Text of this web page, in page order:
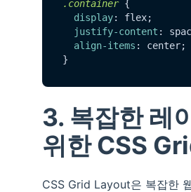
.container {
display: flex;
justify-content :
align-items : center;
3. 복잡한 레
위한 CSS
CSS Grid Layout은 복잡한